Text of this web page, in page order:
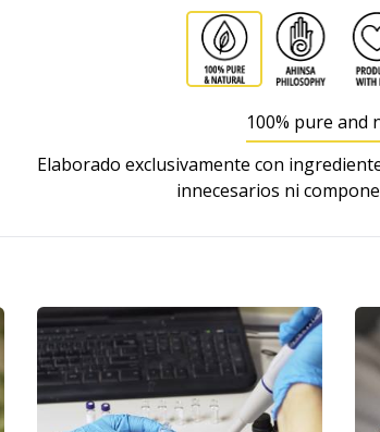
100% pure and
Elaborado exclusivamente con
innecesarios ni